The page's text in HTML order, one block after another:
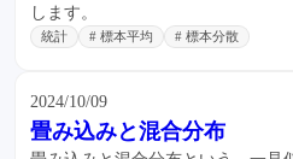
します。
統計 # 標本平均 # 標本分散
2024/10/09
畳み込みと混合分布